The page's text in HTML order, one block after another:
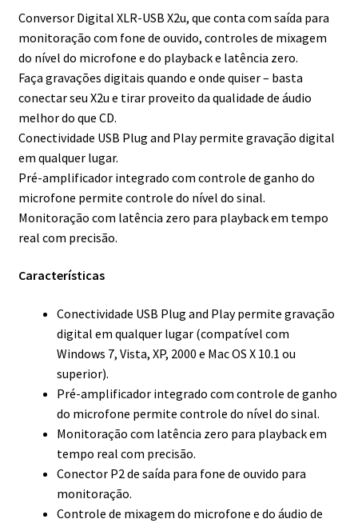
Conversor Digital XLR-USB X2u, que conta com saída para
monitoração com fone de ouvido, controles de mixagem
do nível do microfone e do playback e latência zero.
Faça gravações digitais quando e onde quiser – basta
conectar seu X2u e tirar proveito da qualidade de áudio
melhor do que CD.
Conectividade USB Plug and Play permite gravação digital
em qualquer lugar.
Pré-amplificador integrado com controle de ganho do
microfone permite controle do nível do sinal.
Monitoração com latência zero para playback em tempo
real com precisão.
Características
Conectividade USB Plug and Play permite gravação
digital em qualquer lugar (compatível com
Windows 7, Vista, XP, 2000 e Mac OS X 10.1 ou
superior).
Pré-amplificador integrado com controle de ganho
do microfone permite controle do nível do sinal.
Monitoração com latência zero para playback em
tempo real com precisão.
Conector P2 de saída para fone de ouvido para
monitoração.
Controle de mixagem do microfone e do áudio de